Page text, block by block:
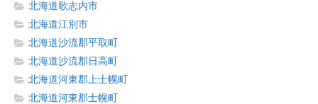
北海道歌志内市
北海道江別市
北海道沙流郡平取町
北海道沙流郡日高町
北海道河東郡上士幌町
北海道河東郡士幌町